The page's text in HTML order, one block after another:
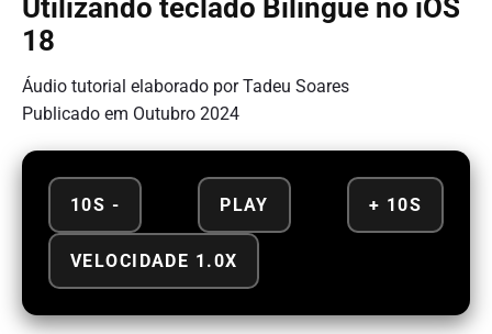
Utilizando teclado Bilíngue no iOS
18
Áudio tutorial elaborado por Tadeu Soares
Publicado em Outubro 2024
10S - PLAY + 10S
VELOCIDADE 1.0X